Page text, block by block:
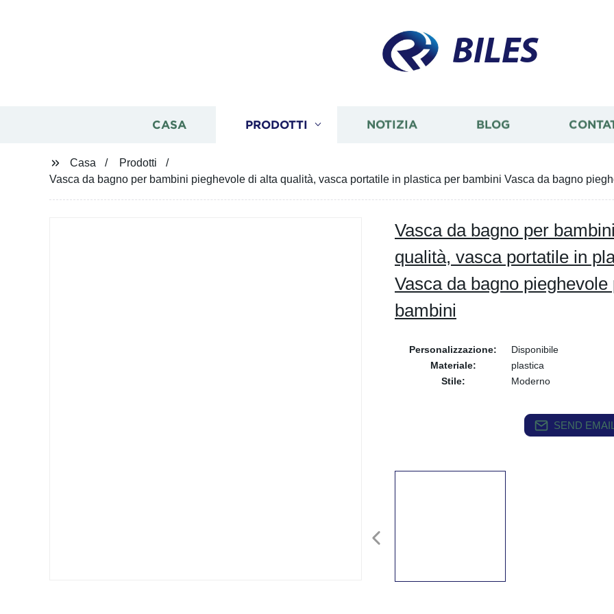
BILES
CASA PRODOTTI NOTIZIA BLOG
Casa
Prodotti
Vasca da bagno per bambini pieghevole di alta qualità, vasca portatile in plastica per bambini Vasca da bagno
Vasca da bagno per
qualità, vasca portatile in
Vasca da bagno
bambini
Personalizzazione:
Disponibile
Materiale:
plastica
Stile:
Moderno
SEND